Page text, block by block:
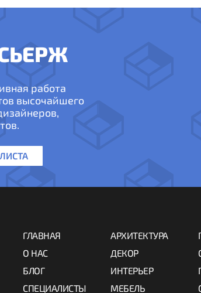
работа
высочайшего
ГЛАВНАЯ
О НАС
БЛОГ
СПЕЦИАЛИСТЫ
АРХИТЕКТУРА
ДЕКОР
ИНТЕРЬЕР
МЕБЕЛЬ